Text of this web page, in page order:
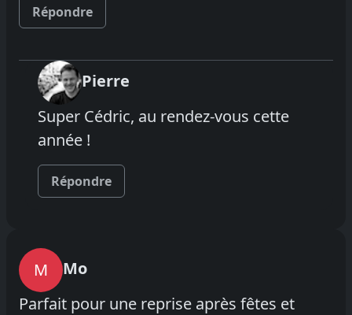
Répondre
Pierre
Super Cédric, au rendez-vous cette
année !
Répondre
M
Mo
Parfait pour une reprise après fêtes et